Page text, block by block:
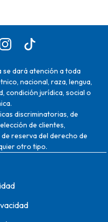
se dará atención a toda
nacional, raza, lengua,
condición jurídica, social o
discriminatorias, de
de clientes,
reserva del derecho de
otro tipo.